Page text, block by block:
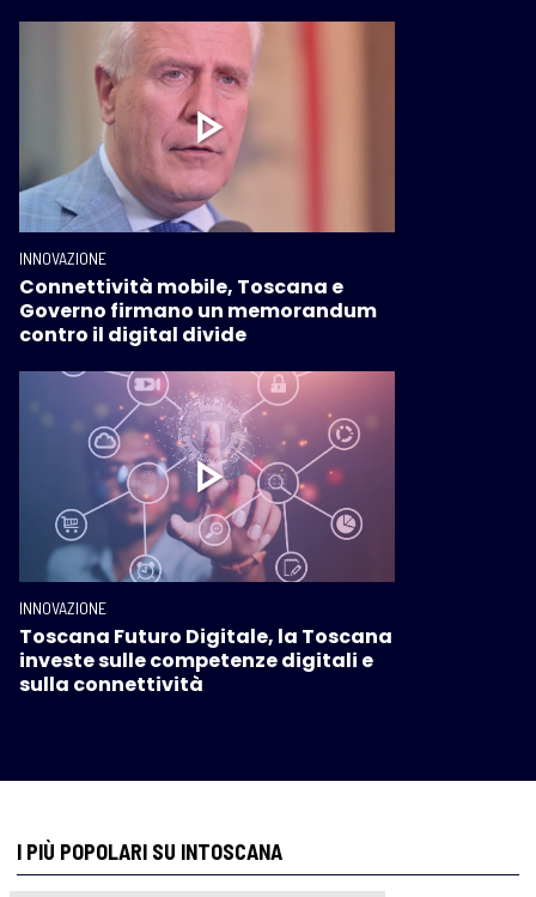
INNOVAZIONE
Connettività mobile, Toscana e
Governo firmano un memorandum
contro il digital divide
INNOVAZIONE
Toscana Futuro Digitale, la Toscana
investe sulle competenze digitali e
sulla connettività
I PIÙ POPOLARI SU INTOSCANA